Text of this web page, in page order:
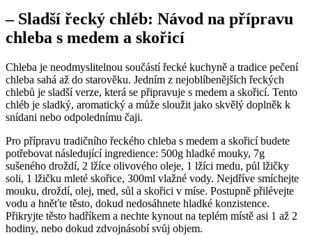
– Sladší řecký chléb: Návod na přípravu
chleba s medem a skořicí
Chleba je neodmyslitelnou součástí řecké kuchyně a tradice pečení
chleba sahá až do starověku. Jedním z nejoblíbenějších řeckých
chlebů je sladší verze, která se připravuje s medem a skořicí. Tento
chléb je sladký, aromatický a může sloužit jako skvělý doplněk k
snídani nebo odpolednímu čaji.
Pro přípravu tradičního řeckého chleba s medem a skořicí budete
potřebovat následující ingredience: 500g hladké mouky, 7g
sušeného droždí, 2 lžíce olivového oleje, 1 lžíci medu, půl lžičky
soli, 1 lžičku mleté skořice, 300ml vlažné vody. Nejdříve smíchejte
mouku, droždí, olej, med, sůl a skořici v míse. Postupně přilévejte
vodu a hněťte těsto, dokud nedosáhnete hladké konzistence.
Přikryjte těsto hadříkem a nechte kynout na teplém místě asi 1 až 2
hodiny, nebo dokud zdvojnásobí svůj objem.